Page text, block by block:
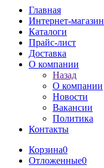
Главная
Интернет-магазин
Каталоги
Прайс-лист
Доставка
О компании
Назад
О компании
Новости
Вакансии
Политика
Контакты
Корзина0
Отложенные0